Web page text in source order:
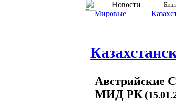
Новости
Мировые
Австрийские
МИД РК